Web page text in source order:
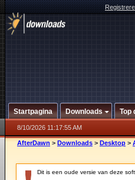
Startpagina Downloads Top
8/10/2026 11:17:55 AM
AfterDawn > Downloads > Desktop >
Dit is een oude versie van deze